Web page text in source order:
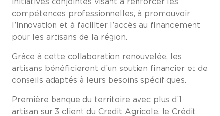
initiatives conjointes visant à renforcer les
compétences professionnelles, à promouvoir
l’innovation et à faciliter l’accès au financement
pour les artisans de la région.
Grâce à cette collaboration renouvelée, les
artisans bénéficieront d’un soutien financier et de
conseils adaptés à leurs besoins spécifiques.
Première banque du territoire avec plus d’1
artisan sur 3 client du Crédit Agricole, le Crédit